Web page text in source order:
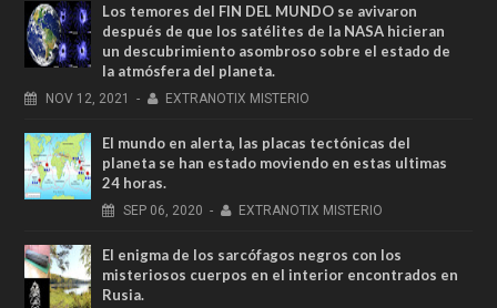
Los temores del FIN DEL MUNDO se avivaron
después de que los satélites de la NASA hicieran
un descubrimiento asombroso sobre el estado de
la atmósfera del planeta.
NOV 12, 2021 - EXTRANOTIX MISTERIO
El mundo en alerta, las placas tectónicas del
planeta se han estado moviendo en estas ultimas
24 horas.
SEP 06, 2020 - EXTRANOTIX MISTERIO
El enigma de los sarcófagos negros con los
misteriosos cuerpos en el interior encontrados en
Rusia.